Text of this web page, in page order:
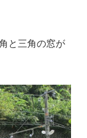
と三角の窓が